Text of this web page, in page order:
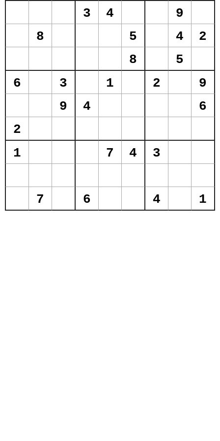
3 4
9
8
5 4
2
8
5
6
3 1 2
9
9
4
6
2
1
7 4 3
7 6 4 1